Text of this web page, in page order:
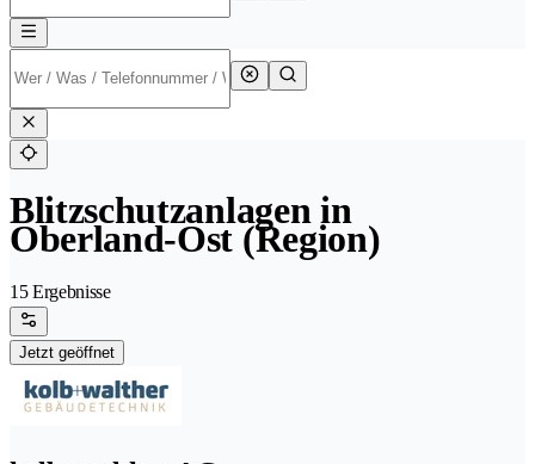
Blitzschutzanlagen in
Oberland-Ost (Region)
15 Ergebnisse
Jetzt geöffnet